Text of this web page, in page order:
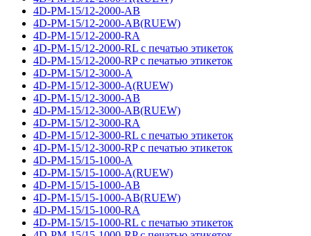
4D-PM-15/12-2000-AB
4D-PM-15/12-2000-AB(RUEW)
4D-PM-15/12-2000-RA
4D-PM-15/12-2000-RL с печатью этикеток
4D-PM-15/12-2000-RP с печатью этикеток
4D-PM-15/12-3000-A
4D-PM-15/12-3000-A(RUEW)
4D-PM-15/12-3000-AB
4D-PM-15/12-3000-AB(RUEW)
4D-PM-15/12-3000-RA
4D-PM-15/12-3000-RL с печатью этикеток
4D-PM-15/12-3000-RP с печатью этикеток
4D-PM-15/15-1000-A
4D-PM-15/15-1000-A(RUEW)
4D-PM-15/15-1000-AB
4D-PM-15/15-1000-AB(RUEW)
4D-PM-15/15-1000-RA
4D-PM-15/15-1000-RL с печатью этикеток